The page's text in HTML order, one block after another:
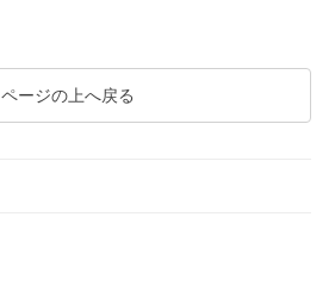
ページの上へ戻る